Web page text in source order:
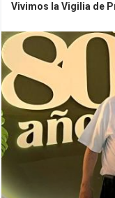
Vivimos la Vigilia de